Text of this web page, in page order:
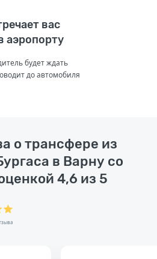
вас
аэропорту
будет ждать
до автомобиля
о трансфере из
в Варну со
4,6 из 5